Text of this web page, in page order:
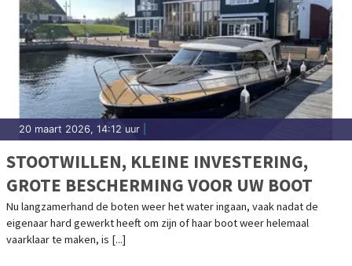
20 maart 2026, 14:12 uur
STOOTWILLEN, KLEINE INVESTERING,
GROTE BESCHERMING VOOR UW BOOT
Nu langzamerhand de boten weer het water ingaan, vaak nadat de
eigenaar hard gewerkt heeft om zijn of haar boot weer helemaal
vaarklaar te maken, is [...]